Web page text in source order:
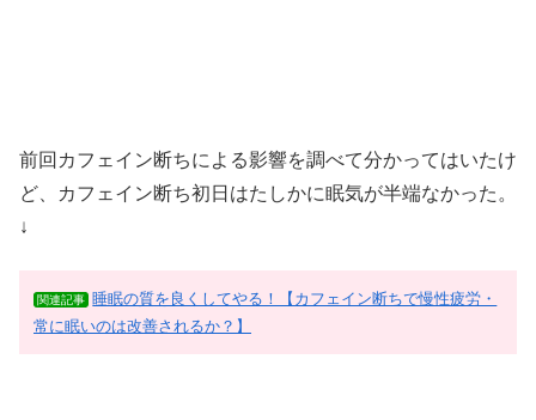
前回カフェイン断ちによる影響を調べて分かってはいたけ
ど、カフェイン断ち初日はたしかに眠気が半端なかった。
↓
関連記事
睡眠の質を良くしてやる！【カフェイン断ちで慢性疲労・
常に眠いのは改善されるか？】